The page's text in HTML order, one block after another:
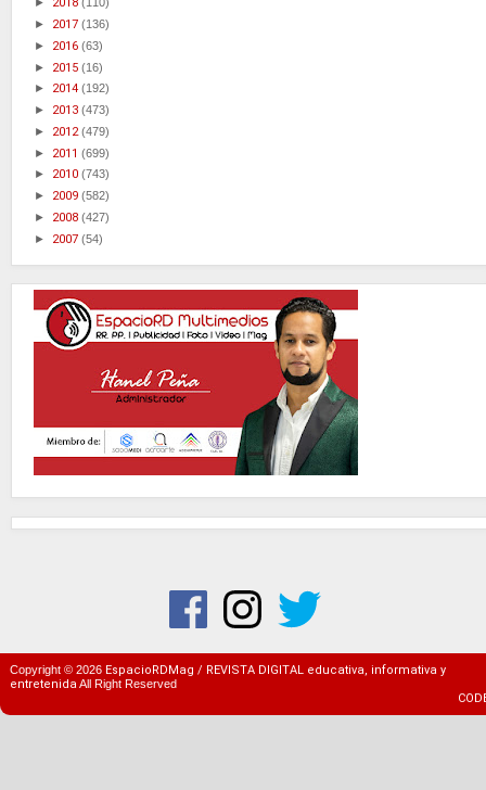
► 2018 (110)
► 2017 (136)
► 2016 (63)
► 2015 (16)
► 2014 (192)
► 2013 (473)
► 2012(479)
► 2011 (699)
► 2010 (743)
► 2009 (582)
► 2008 (427)
► 2007 (54)
Copyright © 2026 EspacioRDMag / REVISTA DIGITAL educativa, informativa y
entretenidaAll Right Reserved